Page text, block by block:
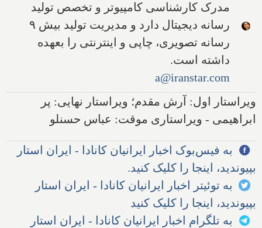
مدرک کارشناسی کامپیوتر و تخصص تولید
رسانه دیجیتال دارد و مدیریت تولید بیش ۹
رسانه تصویری، چاپی و اینترنتی را بعهده
داشته است.
a@iranstar.com
ویراستار اول: آرش مقدم؛ ویراستار نهایی: پر
ابراهیمی - ویراستاری موقت: عباس حسنلو
به فیس‌بوک اخبار ایرانیان کانادا - ایران استار
بپیوندید، اینجا را کلیک کنید.
به توئیتر اخبار ایرانیان کانادا - ایران استار
بپیوندید، اینجا را کلیک کنید
به تلگرام اخبار ایرانیان کانادا - ایران استار